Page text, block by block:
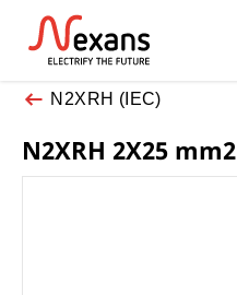
N2XRH (IEC)
N2XRH 2X25 mm2